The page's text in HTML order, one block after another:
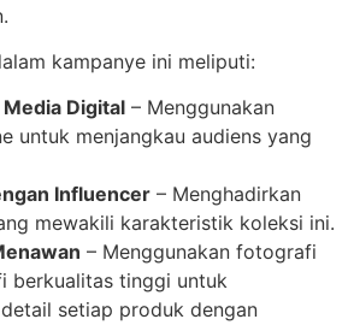
kampanye ini meliputi:
Digital – Menggunakan
untuk menjangkau audiens yang
Influencer – Menghadirkan
mewakili karakteristik koleksi ini.
– Menggunakan fotografi
berkualitas tinggi untuk
setiap produk dengan